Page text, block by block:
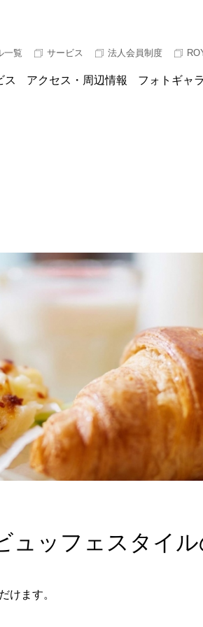
一覧 サービス 法人会員制度
ス アクセス・周辺情報 フォトギャ
ュッフェスタイ
けます。